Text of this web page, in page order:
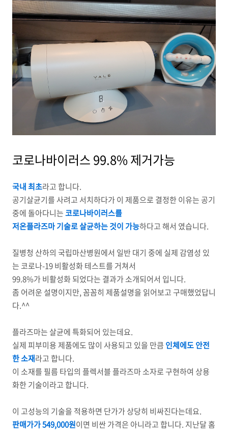
코로나바이러스 99.8% 제거가능
국내 최초라고 합니다.
공기살균기를 사려고 서치하다가 이 제품으로 결정한 이유는 공기
중에 돌아다니는코로나바이러스를
저온플라즈마 기술로 살균하는 것이 가능하다고 해서 였습니다.
질병청 산하의 국립마산병원에서 일반 대기 중에 실제 감염성 있
는 코로나-19 비활성화 테스트를 거쳐서
99.8%가 비활성화 되었다는 결과가 소개되어서 입니다.
좀 어려운 설명이지만, 꼼꼼히 제품설명을 읽어보고 구매했었답니
다.^^
플라즈마는 살균에 특화되어 있는데요.
실제 피부미용 제품에도 많이 사용되고 있을 만큼 인체에도 안전
한 소재라고 합니다.
이 소재를 필름 타입의 플렉서블 플라즈마 소자로 구현하여 상용
화한 기술이라고 합니다.
이 고성능의 기술을 적용하면 단가가 상당히 비싸진다는데요.
판매가가 549,000원이면 비싼 가격은 아니라고 합니다. 지난달 홈